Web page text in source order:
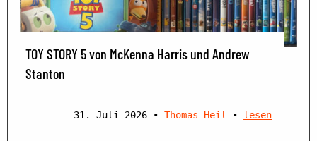
TOY STORY 5 von McKenna Harris und Andrew
Stanton
31. Juli 2026 • Thomas Heil • lesen